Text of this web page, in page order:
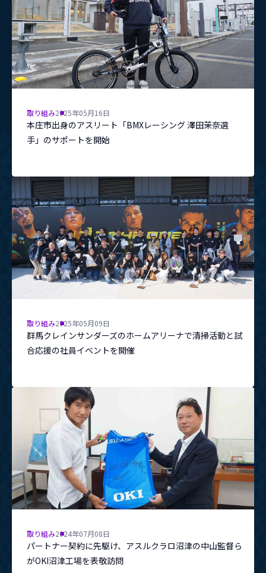
取り組み2025年05月16日
本庄市出身のアスリート「BMXレーシング 澤田茉奈選
手」のサポートを開始
取り組み2025年05月09日
群馬クレインサンダーズのホームアリーナで清掃活動と試
合応援の社員イベントを開催
取り組み2024年07月08日
パートナー契約に先駆け、アスルクラロ沼津の中山監督ら
がOKI沼津工場を表敬訪問